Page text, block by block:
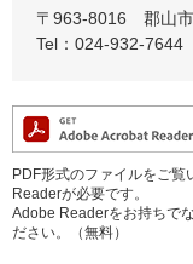
〒963-8016
郡山
Tel：024-932-7644
PDF形式のファイルをご
Readerが必要です。
Adobe Readerをお持ちで
ださい。（無料）